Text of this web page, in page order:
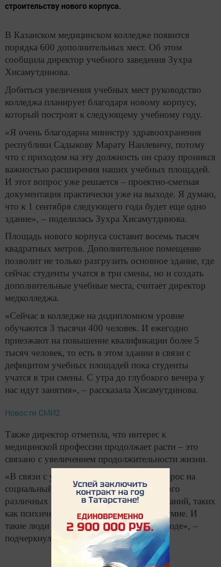
строительству нового корпуса.
В Казанском медицинском колледже появится
порядка 600 дополнительных мест. Об этом
сообщила директор учебного заведения Зухра
Хисамутдинова.
Добиться увеличения учебных мест руководство
колледжа планирует благодаря новому корпусу,
который построят к следующему учебному году.
«Я очень благодарна министру здравоохранения
республики Садыкову Марату Наилевичу, потому
что с приходом на эту должность он сразу проникся
важностью расширения наших учебных площадей.
И этот вопрос уже решается – проектно-сметная
документация практически уже на выходе. Я думаю,
что к 1 сентября следующего года будет еще одно
здание», – поделилась Зухра Хисамутдинова.
Площадь нового корпуса составит восемь тысяч
квадратных метров. Дополнительное помещение
позволит не только разгрузить основное здание, где
сейчас студенты учатся в три смены, но и создать
дополнительные учебные места, считает директор
медколледжа.
«Сейчас в колледже на додипломном уровне
обучаются 3 тысячи 400 человек. И ежегодно
приезжают на повышение квалификации более 5
тысяч человек, то есть в этом здании в связи с
дефицитом учебных площадей пока студенты
учатся в три смены. С утра до глубокого вечера у
нас идут занятия», – рассказала Хисамутдинова.
Новости СМИ2
Также директор отметила, что интерес к
медицинской профессии продолжает расти – это
связано с увеличением продолжительности жизни.
«В связи с увеличением долгожителей спрос на
социальный уход растет. Развивается много
различных соматических и иных заболеваний, таких
как психическое расстройство или слабоумие. И
такие люди нуждаются в постороннем уходе», –
подчеркнула она.